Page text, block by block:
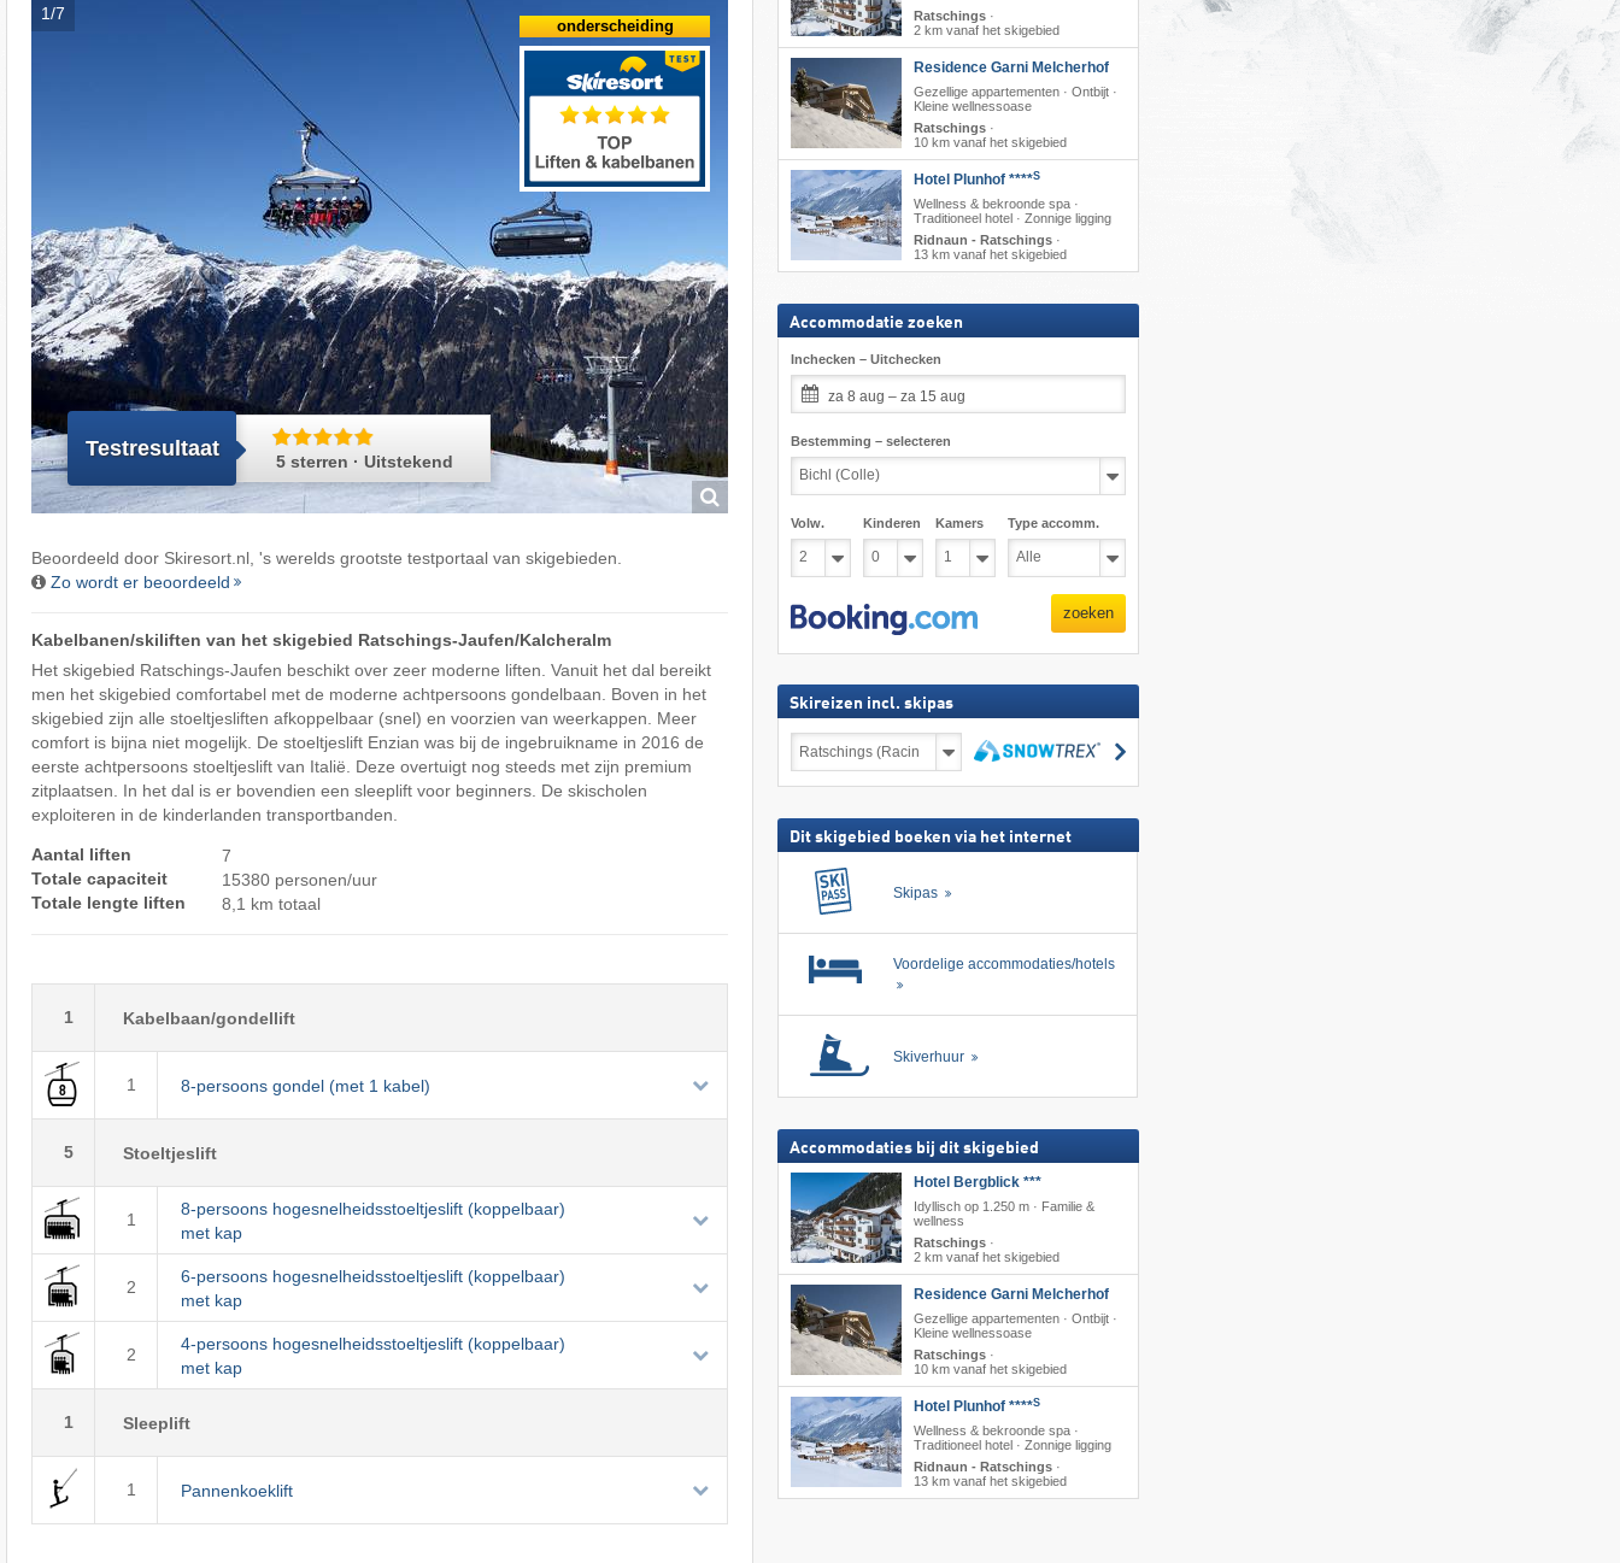
1/7
Testresultaat
5 sterren · Uitstekend
onderscheiding
Beoordeeld door Skiresort.nl, 's werelds grootste testportaal van skigebieden.
Zo wordt er beoordeeld
Kabelbanen/​skiliften van het skigebied Ratschings-Jaufen/​Kalcheralm
Het skigebied Ratschings-Jaufen beschikt over zeer moderne liften. Vanuit het dal bereikt
men het skigebied comfortabel met de moderne achtpersoons gondelbaan. Boven in het
skigebied zijn alle stoeltjesliften afkoppelbaar (snel) en voorzien van weerkappen. Meer
comfort is bijna niet mogelijk. De stoeltjeslift Enzian was bij de ingebruikname in 2016 de
eerste achtpersoons stoeltjeslift van Italië. Deze overtuigt nog steeds met zijn premium
zitplaatsen. In het dal is er bovendien een sleeplift voor beginners. De skischolen
exploiteren in de kinderlanden transportbanden.
Aantal liften
7
Totale capaciteit
15380 personen/uur
Totale lengte liften
8,1 km totaal
1 Kabelbaan/gondellift
1 8-persoons gondel (met 1 kabel)
5 Stoeltjeslift
1
8-persoons hogesnelheidsstoeltjeslift (koppelbaar)
met kap
2
6-persoons hogesnelheidsstoeltjeslift (koppelbaar)
met kap
2
4-persoons hogesnelheidsstoeltjeslift (koppelbaar)
met kap
1 Sleeplift
1 Pannenkoeklift
Ratschings·
2 km vanaf het skigebied
Residence Garni Melcherhof
Gezellige appartementen · Ontbijt ·
Kleine wellnessoase
Ratschings·
10 km vanaf het skigebied
Hotel Plunhof ****S
Wellness & bekroonde spa ·
Traditioneel hotel · Zonnige ligging
Ridnaun - Ratschings·
13 km vanaf het skigebied
Accommodatie zoeken
Inchecken – Uitchecken
za 8 aug – za 15 aug
Bestemming – selecteren
Volw. Kinderen Kamers Type accomm.
zoeken
Skireizen incl. skipas
incl.
zoeken
Dit skigebied boeken via het internet
Skipas
Voordelige accommodaties/hotels
Skiverhuur
Accommodaties bij dit skigebied
Hotel Bergblick ***
Idyllisch op 1.250 m · Familie &
wellness
Ratschings·
2 km vanaf het skigebied
Residence Garni Melcherhof
Gezellige appartementen · Ontbijt ·
Kleine wellnessoase
Ratschings·
10 km vanaf het skigebied
Hotel Plunhof ****S
Wellness & bekroonde spa ·
Traditioneel hotel · Zonnige ligging
Ridnaun - Ratschings·
13 km vanaf het skigebied